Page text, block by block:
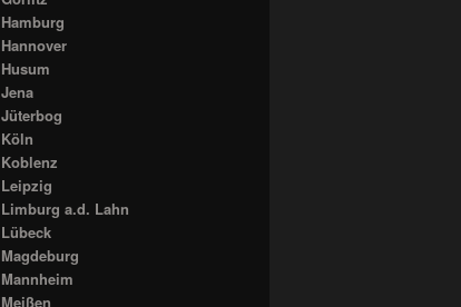
Hamburg
Hannover
Husum
Jena
Jüterbog
Köln
Koblenz
Leipzig
Limburg a.d. Lahn
Lübeck
Magdeburg
Mannheim
Meißen